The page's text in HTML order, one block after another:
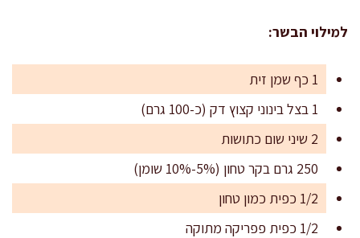
למילוי הבשר:
1 כף שמן זית
1 בצל בינוני קצוץ דק (כ-100 גרם)
2 שיני שום כתושות
250 גרם בקר טחון (5%-10% שומן)
1/2 כפית כמון טחון
1/2 כפית פפריקה מתוקה